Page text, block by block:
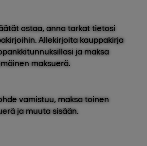
ostaa, anna tarkat tietosi
Allekirjoita kauppakirja
ja maksa
maksuerä.
vamistuu, maksa toinen
ja muuta sisään.